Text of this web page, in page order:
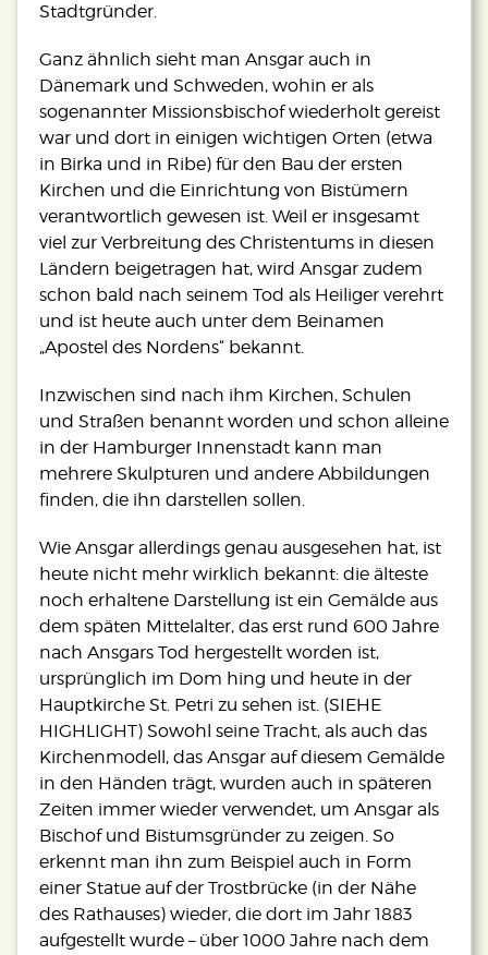
Stadtgründer.
Ganz ähnlich sieht man Ansgar auch in
Dänemark und Schweden, wohin er als
sogenannter Missionsbischof wiederholt gereist
war und dort in einigen wichtigen Orten (etwa
in Birka und in Ribe) für den Bau der ersten
Kirchen und die Einrichtung von Bistümern
verantwortlich gewesen ist. Weil er insgesamt
viel zur Verbreitung des Christentums in diesen
Ländern beigetragen hat, wird Ansgar zudem
schon bald nach seinem Tod als Heiliger verehrt
und ist heute auch unter dem Beinamen
„Apostel des Nordens“ bekannt.
Inzwischen sind nach ihm Kirchen, Schulen
und Straßen benannt worden und schon alleine
in der Hamburger Innenstadt kann man
mehrere Skulpturen und andere Abbildungen
finden, die ihn darstellen sollen.
Wie Ansgar allerdings genau ausgesehen hat, ist
heute nicht mehr wirklich bekannt: die älteste
noch erhaltene Darstellung ist ein Gemälde aus
dem späten Mittelalter, das erst rund 600 Jahre
nach Ansgars Tod hergestellt worden ist,
ursprünglich im Dom hing und heute in der
Hauptkirche St. Petri zu sehen ist. (SIEHE
HIGHLIGHT) Sowohl seine Tracht, als auch das
Kirchenmodell, das Ansgar auf diesem Gemälde
in den Händen trägt, wurden auch in späteren
Zeiten immer wieder verwendet, um Ansgar als
Bischof und Bistumsgründer zu zeigen. So
erkennt man ihn zum Beispiel auch in Form
einer Statue auf der Trostbrücke (in der Nähe
des Rathauses) wieder, die dort im Jahr 1883
aufgestellt wurde – über 1000 Jahre nach dem